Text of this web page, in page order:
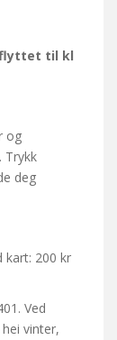
flyttet til kl
og
. Trykk
deg
kart: 200 kr
Ved
vinter,